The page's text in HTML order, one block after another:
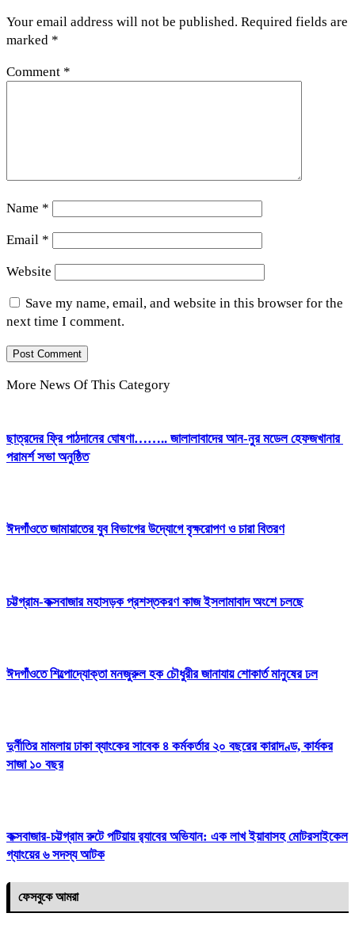
Your email address will not be published. Required fields are
marked *
Comment *
Name *
Email *
Website
Save my name, email, and website in this browser for the
next time I comment.
More News Of This Category
ছাত্রদের ফ্রি পাঠদানের ঘোষণা…….. জালালাবাদের আন-নুর মডেল হেফজখানার
পরামর্শ সভা অনুষ্ঠিত
ঈদগাঁওতে জামায়াতের যুব বিভাগের উদ্যোগে বৃক্ষরোপণ ও চারা বিতরণ
চট্টগ্রাম-কক্সবাজার মহাসড়ক প্রশস্তকরণ কাজ ইসলামাবাদ অংশে চলছে
ঈদগাঁওতে শিল্পোদ্যোক্তা মনজুরুল হক চৌধুরীর জানাযায় শোকার্ত মানুষের ঢল
দুর্নীতির মামলায় ঢাকা ব্যাংকের সাবেক ৪ কর্মকর্তার ২০ বছরের কারাদণ্ড, কার্যকর
সাজা ১০ বছর
কক্সবাজার-চট্টগ্রাম রুটে পটিয়ায় র‍্যাবের অভিযান: এক লাখ ইয়াবাসহ মোটরসাইকেল
গ্যাংয়ের ৬ সদস্য আটক
ফেসবুকে আমরা